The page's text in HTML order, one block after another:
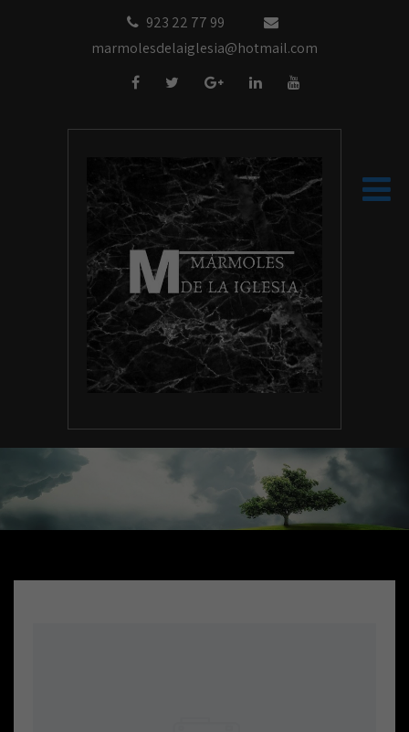
923 22 77 99
marmolesdelaiglesia@hotmail.com